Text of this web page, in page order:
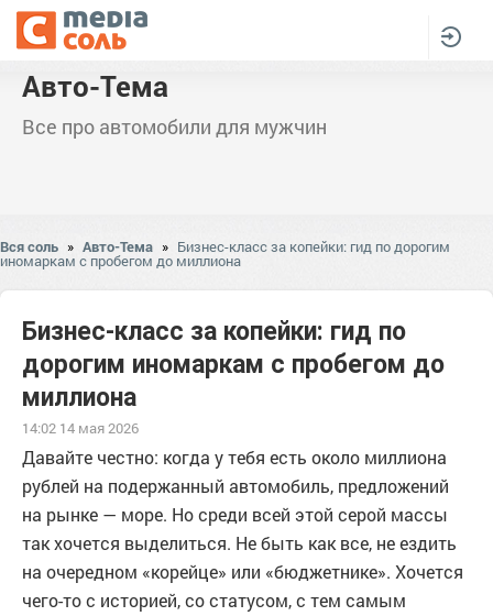
Авто-Тема
Все про автомобили для мужчин
Вся соль » Авто-Тема » Бизнес-класс за копейки: гид по дорогим
иномаркам с пробегом до миллиона
Бизнес-класс за копейки: гид по
дорогим иномаркам с пробегом до
миллиона
14:02 14 мая 2026
Давайте честно: когда у тебя есть около миллиона
рублей на подержанный автомобиль, предложений
на рынке — море. Но среди всей этой серой массы
так хочется выделиться. Не быть как все, не ездить
на очередном «корейце» или «бюджетнике». Хочется
чего-то с историей, со статусом, с тем самым